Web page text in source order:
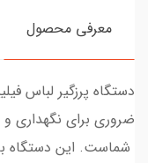
معرفی محصول
ضروری برای
شماست. این دستگاه